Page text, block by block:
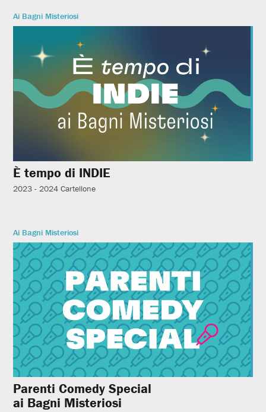
Ai Bagni Misteriosi
È tempo di INDIE
2023 - 2024 Cartellone
Ai Bagni Misteriosi
Parenti Comedy Special
ai Bagni Misteriosi